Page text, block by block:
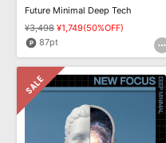
Future Minimal Deep Tech
¥3,498 ¥1,749(50%OFF)
87pt